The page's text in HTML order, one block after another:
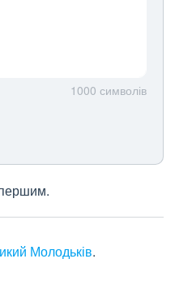
1000 символів
першим.
Молодьків.